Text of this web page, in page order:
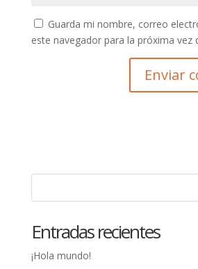
Guarda mi nombre, correo
este navegador para la próxima vez
Entradas recientes
¡Hola mundo!